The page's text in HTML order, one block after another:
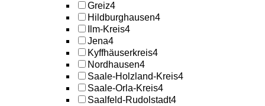
Greiz4
Hildburghausen4
Ilm-Kreis4
Jena4
Kyffhäuserkreis4
Nordhausen4
Saale-Holzland-Kreis4
Saale-Orla-Kreis4
Saalfeld-Rudolstadt4